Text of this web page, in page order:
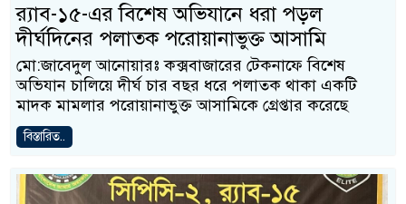
র‍্যাব-১৫-এর বিশেষ অভিযানে ধরা পড়ল
দীর্ঘদিনের পলাতক পরোয়ানাভুক্ত আসামি
মো:জাবেদুল আনোয়ারঃ কক্সবাজারের টেকনাফে বিশেষ
অভিযান চালিয়ে দীর্ঘ চার বছর ধরে পলাতক থাকা একটি
মাদক মামলার পরোয়ানাভুক্ত আসামিকে গ্রেপ্তার করেছে
বিস্তারিত..